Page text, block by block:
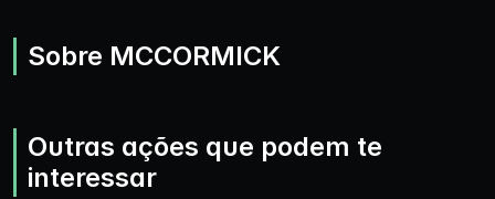
Sobre MCCORMICK
Outras ações que podem te
interessar